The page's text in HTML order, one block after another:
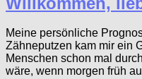
Meine persönliche
Zähneputzen kam mir ein
Menschen schon mal
wäre, wenn morgen früh